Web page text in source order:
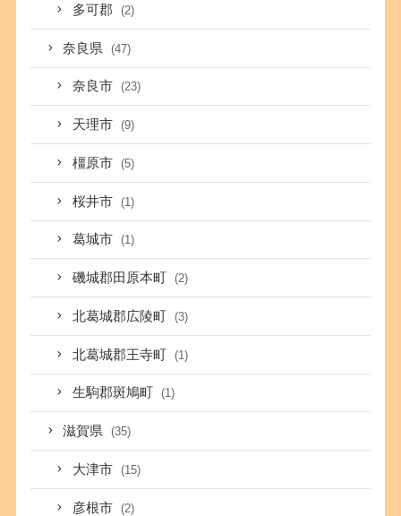
多可郡 (2)
奈良県 (47)
奈良市 (23)
天理市 (9)
橿原市 (5)
桜井市 (1)
葛城市 (1)
磯城郡田原本町 (2)
北葛城郡広陵町 (3)
北葛城郡王寺町 (1)
生駒郡斑鳩町 (1)
滋賀県 (35)
大津市 (15)
彦根市 (2)